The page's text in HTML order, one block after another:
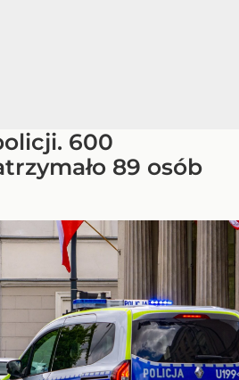
600
89 osób